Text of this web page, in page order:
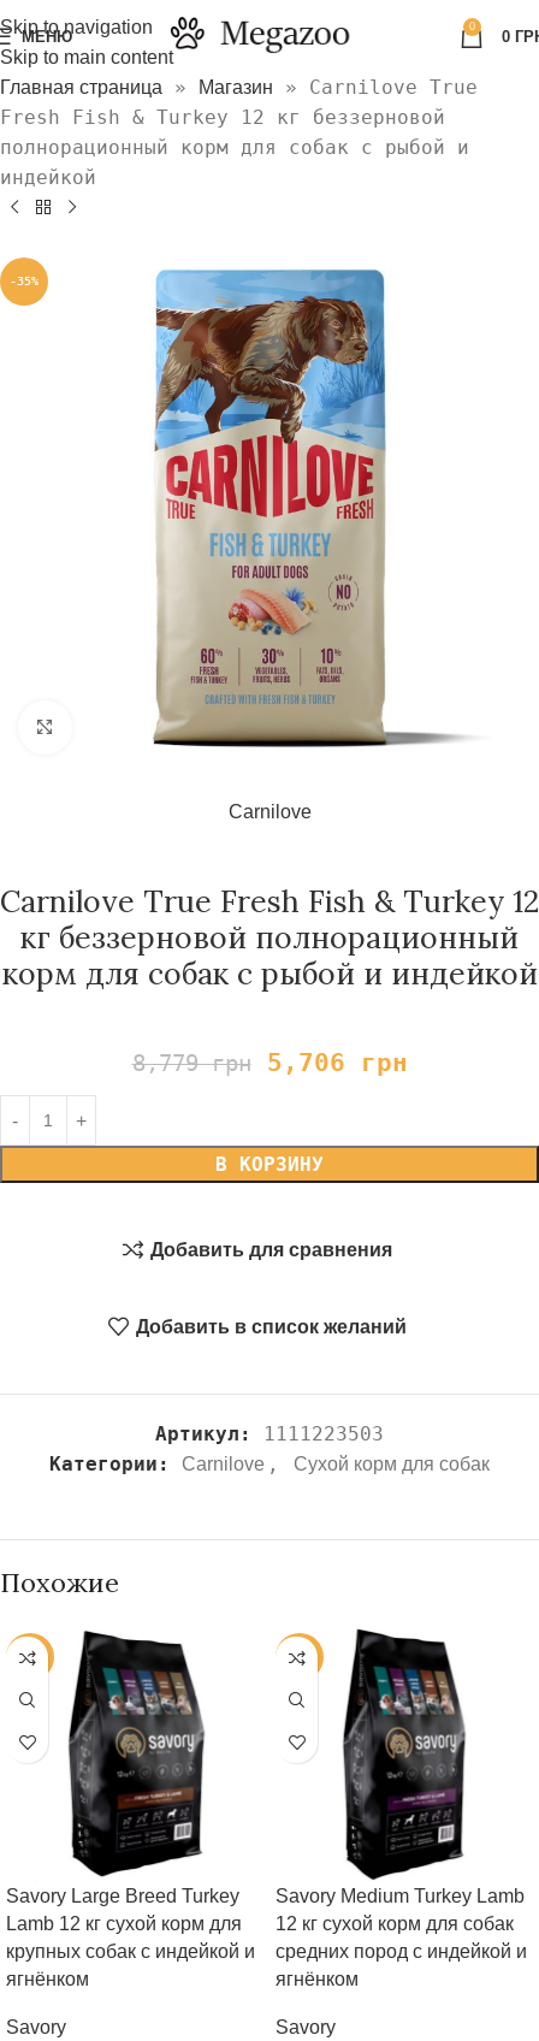
Skip to navigation
Skip to main content
МЕНЮ
0
0
Главная страница » Магазин » Carnilove True
Fresh Fish & Turkey 12 кг беззерновой
полнорационный корм для собак с рыбой и
индейкой
-35%
Нажмите, чтобы увеличить
Carnilove
Carnilove True Fresh Fish & Turkey 12
кг беззерновой полнорационный
корм для собак с рыбой и индейкой
8,779грн 5,706 грн
В КОРЗИНУ
Добавить для сравнения
Добавить в список желаний
Артикул:
1111223503
Категории:
Carnilove , Сухой корм для собак
Похожие
-41%
Savory Large Breed Turkey
Lamb 12 кг сухой корм для
крупных собак с индейкой и
ягнёнком
Savory
-40%
Savory Medium Turkey Lamb
12 кг сухой корм для собак
средних пород с индейкой и
ягнёнком
Savory